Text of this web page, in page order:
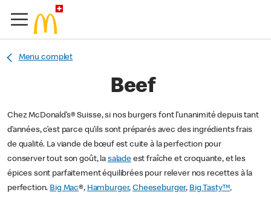
Menu complet
Beef
Chez McDonald’s® Suisse, si nos burgers font l’unanimité depuis tant
d’années, c’est parce qu’ils sont préparés avec des ingrédients frais
de qualité. La viande de bœuf est cuite à la perfection pour
conserver tout son goût, la saladeest fraîche et croquante, et les
épices sont parfaitement équilibrées pour relever nos recettes à la
perfection. Big Mac®, Hamburger,Cheeseburger, Big Tasty™,